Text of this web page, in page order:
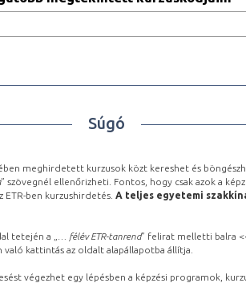
Súgó
meghirdetett kurzusok közt kereshet és
” szövegnél ellenőrizheti. Fontos, hogy csak azok a
ben kurzushirdetés. A teljes egyetemi
tetején a „ … félév ETR-tanrend” felirat melletti balra
kattintás az oldalt alapállapotba állítja.
végezhet egy lépésben a képzési programok,